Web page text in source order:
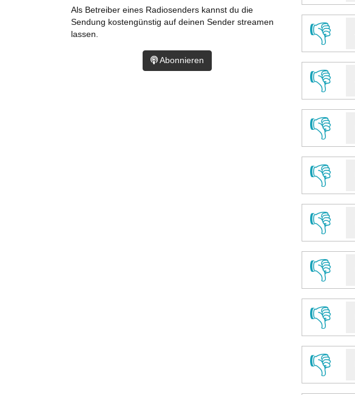
👎
👎
👎
👎
👎
👎
👎
👎
Als Betreiber eines Radiosenders kannst du die
Sendung kostengünstig auf deinen Sender streamen
lassen.
Abonnieren